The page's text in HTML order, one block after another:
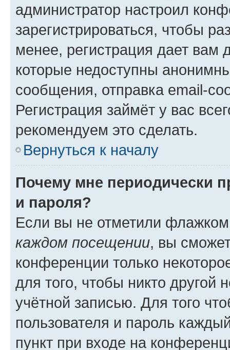
администратор настроил
зарегистрироваться, чтобы
менее, регистрация дает вам
которые недоступны
сообщения, отправка email-
Регистрация займёт у вас
рекомендуем это сделать.
Вернуться к началу
Почему мне периодически
и пароля?
Если вы не отметили
каждом посещении, вы
конференции только
для того, чтобы никто другой
учётной записью. Для того
пользователя и пароль
пункт при входе на